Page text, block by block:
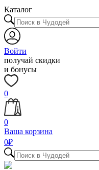
Каталог
Войти
получай скидки
и бонусы
0
0
Ваша корзина
0₽